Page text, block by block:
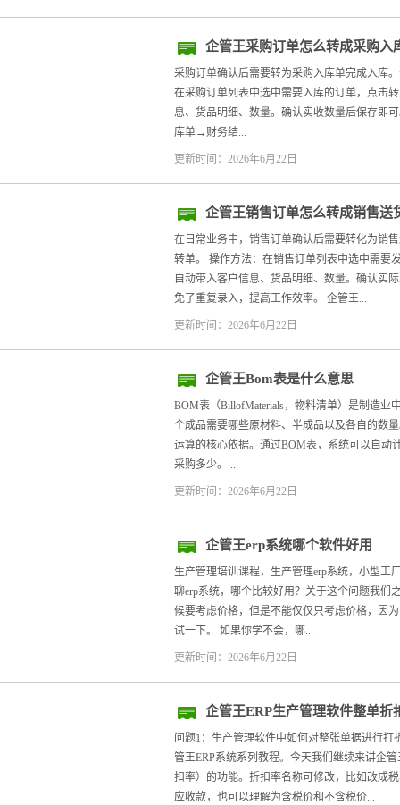
企管王采购订单怎么转成采购入
采购订单确认后需要转为采购入库单完成入库
在采购订单列表中选中需要入库的订单，点击
息、货品明细、数量。确认实收数量后保存即
库单→财务结...
更新时间：2026年6月22日
企管王销售订单怎么转成销售送
在日常业务中，销售订单确认后需要转化为销
转单。 操作方法：在销售订单列表中选中需要
自动带入客户信息、货品明细、数量。确认实
免了重复录入，提高工作效率。 企管王...
更新时间：2026年6月22日
企管王Bom表是什么意思
BOM表（BillofMaterials，物料清单）是制造业
个成品需要哪些原材料、半成品以及各自的数
运算的核心依据。通过BOM表，系统可以自动
采购多少。 ...
更新时间：2026年6月22日
企管王erp系统哪个软件好用
生产管理培训课程，生产管理erp系统，小型工
聊erp系统，哪个比较好用？关于这个问题我们
候要考虑价格，但是不能仅仅只考虑价格，因
试一下。 如果你学不会，哪...
更新时间：2026年6月22日
企管王ERP生产管理软件整单折
问题1：生产管理软件中如何对整张单据进行
管王ERP系统系列教程。今天我们继续来讲企
扣率）的功能。折扣率名称可修改，比如改成
应收款，也可以理解为含税价和不含税价...